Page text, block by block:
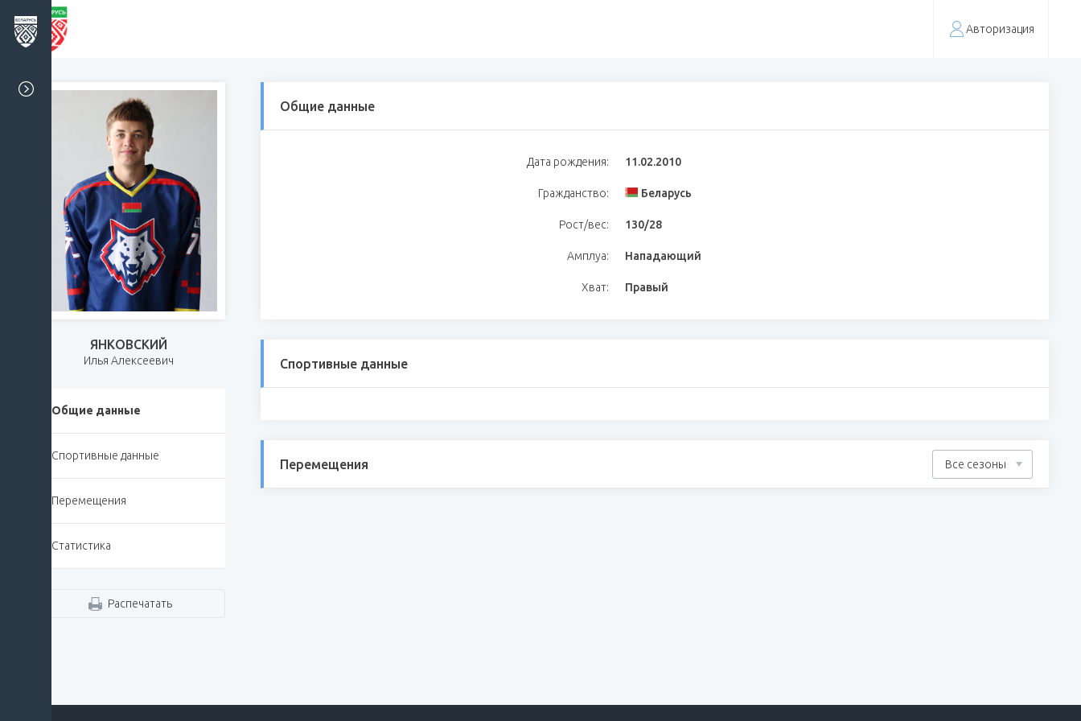
Авторизация
ЯНКОВСКИЙ
Илья Алексеевич
Общие данные
Спортивные данные
Перемещения
Статистика
Распечатать
Общие данные
Дата рождения: 11.02.2010
Гражданство: Беларусь
Рост/вес: 130/28
Амплуа: Нападающий
Хват: Правый
Спортивные данные
Перемещения Все сезоны